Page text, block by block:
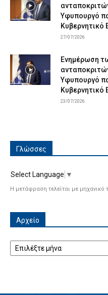
Υφυπουργό
27/07/2026
Ενημέρωση
Υφυπουργό
23/07/2026
Γλώσσες
Select Language ▼
Η μετάφραση τελείται με μηχανικό
Αρχείο
Αρχείο